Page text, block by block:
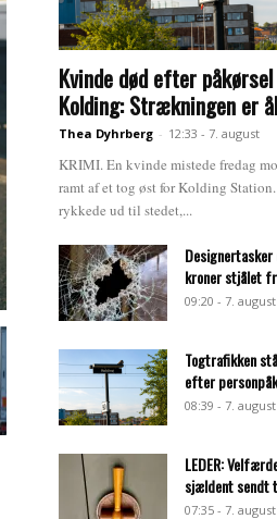
Kvinde død efter
Kolding: Strækningen er
Thea Dyhrberg - 12:33 - 7. august
KRIMI. En kvinde mistede fredag
ramt af et tog øst for Kolding
rykkede ud til stedet,...
kroner stjålet
09:20 - 7. august
Togtrafikken
efter
08:39 - 7. august
LEDER:
sjældent sendt
07:35 - 7. august